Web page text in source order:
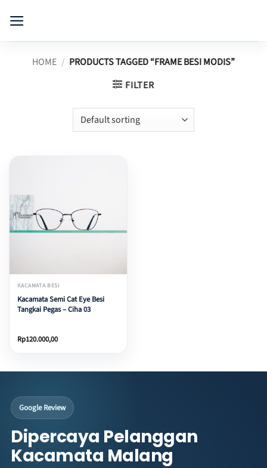
HOME / PRODUCTS TAGGED “FRAME BESI MODIS”
FILTER
KACAMATA BESI
Kacamata Semi Cat Eye Besi
Tangkai Pegas – Ciha 03
Rp120.000,00
Google Review
Dipercaya Pelanggan
Kacamata Malang